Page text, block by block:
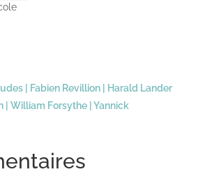
| Fabien Revillion| Harald Lander
| William Forsythe| Yannick